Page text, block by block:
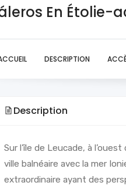
En Étolie-
DESCRIPTION
Description
Sur l’île de Leucade, à
ville balnéaire avec la mer
extraordinaire ayant des